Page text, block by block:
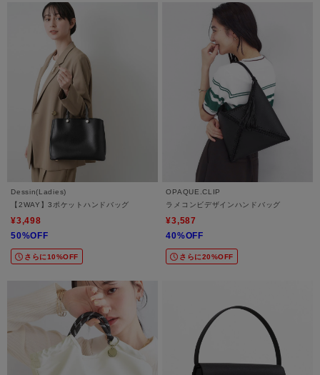
Dessin(Ladies)
【2WAY】3ポケットハンドバッグ
¥3,498
50%OFF
さらに10%OFF
OPAQUE.CLIP
ラメコンビデザインハンドバッグ
¥3,587
40%OFF
さらに20%OFF